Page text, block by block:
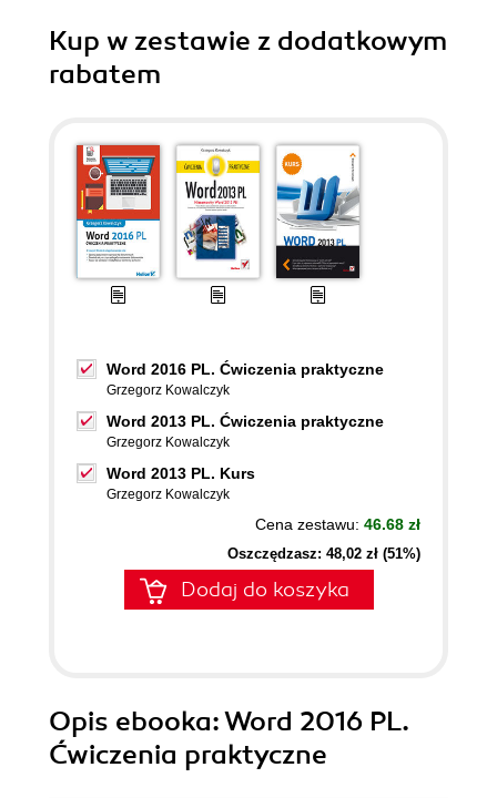
Kup w zestawie z dodatkowym
rabatem
Word 2016 PL. Ćwiczenia praktyczne
Grzegorz Kowalczyk
Word 2013 PL. Ćwiczenia praktyczne
Grzegorz Kowalczyk
Word 2013 PL. Kurs
Grzegorz Kowalczyk
Cena zestawu: 46.68 zł
Oszczędzasz: 48,02 zł (51%)
Dodaj do koszyka
Opis ebooka: Word 2016 PL.
Ćwiczenia praktyczne